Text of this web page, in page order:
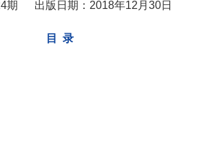
期 出版日期：2018年12月30日
目 录